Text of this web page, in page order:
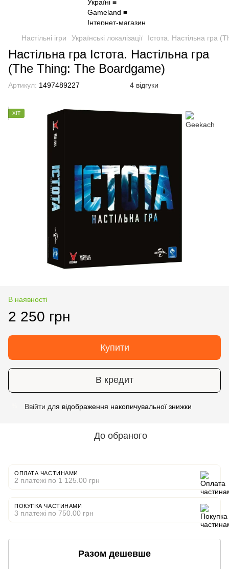
Настільні ігри Українські локалізації Істота. Настільна гра
Настільна гра Істота. Настільна гра
(The Thing: The Boardgame)
Артикул: 1497489227 4 відгуки
ХІТ
В наявності
2 250 грн
Купити
В кредит
Ввійти для відображення накопичувальної знижки
До обраного
ОПЛАТА ЧАСТИНАМИ
2 платежі по 1 125.00 грн
ПОКУПКА ЧАСТИНАМИ
3 платежі по 750.00 грн
Разом дешевше